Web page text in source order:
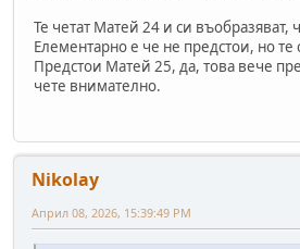
Те четат Матей 24 и си въобразяват,
Елементарно е че не предстои, но те
Предстои Матей 25, да, това вече
чете внимателно.
Nikolay
Април 08, 2026, 15:39:49 PM